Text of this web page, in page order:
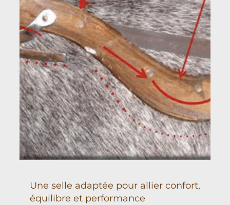
Une selle adaptée pour allier confort,
équilibre et performance